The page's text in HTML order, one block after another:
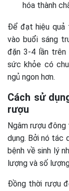
hóa thành
Để đạt hiệu quả
vào buổi sáng
đặn 3-4 lần
sức khỏe có
ngủ ngon hơn.
Cách sử
rượu
Ngâm rượu
dụng. Bởi nó tác
bệnh về sinh lý
lượng và số
Đồng thời rượu